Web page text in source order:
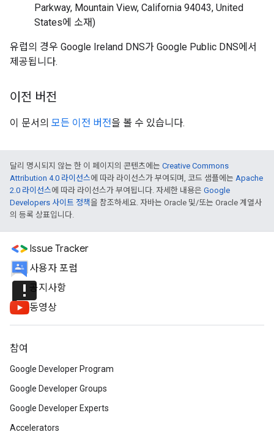
Parkway, Mountain View, California 94043, United
States에 소재)
유럽의 경우 Google Ireland DNS가 Google Public DNS에서
제공됩니다.
이전 버전
이 문서의 모든 이전 버전을 볼 수 있습니다.
달리 명시되지 않는 한 이 페이지의 콘텐츠에는 Creative Commons
Attribution 4.0 라이선스에 따라 라이선스가 부여되며, 코드 샘플에는 Apache
2.0 라이선스에 따라 라이선스가 부여됩니다. 자세한 내용은 Google
Developers 사이트 정책을 참조하세요. 자바는 Oracle 및/또는 Oracle 계열사
의 등록 상표입니다.
Issue Tracker
사용자 포럼
announcement공지사항
동영상
참여
Google Developer Program
Google Developer Groups
Google Developer Experts
Accelerators